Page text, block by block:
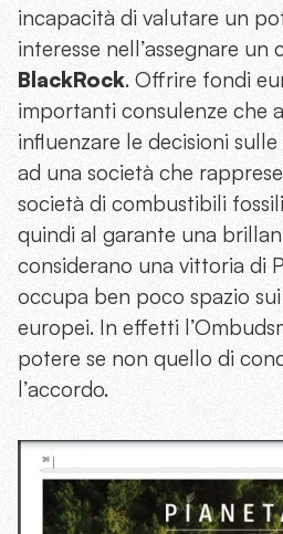
incapacità di valutare un
interesse nell’assegnare
BlackRock. Offrire fondi
importanti consulenze che
influenzare le decisioni
ad una società che
società di combustibili
quindi al garante una
considerano una vittoria di
occupa ben poco spazio
europei. In effetti
potere se non quello di
l’accordo.